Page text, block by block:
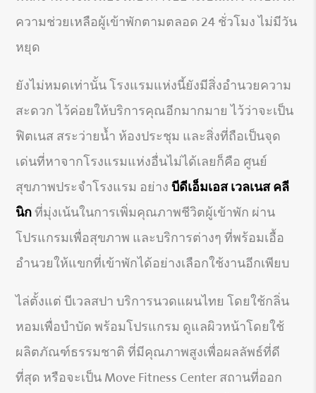
ความช่วยเหลือผู้เข้าพักตามตลอด 24 ชั่วโมง ไม่มีวัน
หยุด
ยังไม่หมดเท่านั้น โรงแรมแห่งนี้ยังมีสิ่งอำนวยความ
สะดวก ไว้ค่อยให้บริการคุณอีกมากมาย ไว้ว่าจะเป็น
ฟิตเนส สระว่ายน้ำ ห้องประชุม และสิ่งที่ถือเป็นจุด
เด่นที่หาจากโรงแรมแห่งอื่นไม่ได้เลยก็คือ ศูนย์
สุขภาพประจำโรงแรม อย่างบีดีเอ็มเอส เวลเนส คลี
นิก ที่มุ่งเน้นในการเพิ่มคุณภาพชีวิตผู้เข้าพัก ผ่าน
โปรแกรมเพื่อสุขภาพ และบริการต่างๆ ที่พร้อมเอื้อ
อำนวยให้แขกที่เข้าพักได้อย่างเลือกใช้งานอีกเพียบ
ไล่ตั้งแต่ บีเวลสปา บริการนวดแผนไทย โดยใช้กลิ่น
หอมเพื่อบำบัด พร้อมโปรแกรม ดูแลผิวหน้าโดยใช้
ผลิตภัณฑ์ธรรมชาติ ที่มีคุณภาพสูงเพื่อผลลัพธ์ที่ดี
ที่สุด หรือจะเป็น Move Fitness Center สถานที่ออก